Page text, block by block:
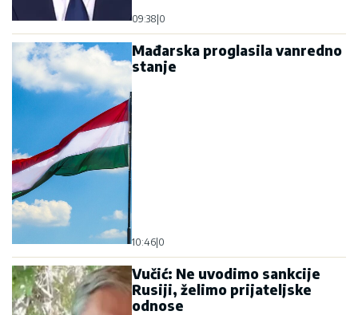
09:38 0
Mađarska proglasila vanredno
stanje
10:46 0
Vučić: Ne uvodimo sankcije
Rusiji, želimo prijateljske
odnose